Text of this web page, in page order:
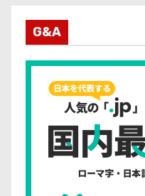
G&A